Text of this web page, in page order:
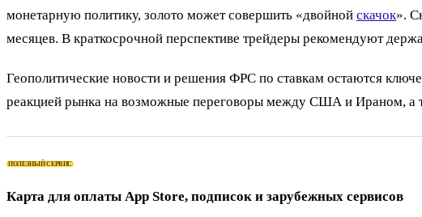
монетарную политику, золото может совершить «двойной скачок».
месяцев. В краткосрочной перспективе трейдеры рекомендуют
Геополитические новости и решения ФРС по ставкам остаются
реакцией рынка на возможные переговоры между США и Ираном, а
ПОЛЕЗНЫЙ СЕРВИС
Карта для оплаты App Store, подписок и зарубежных сервисов